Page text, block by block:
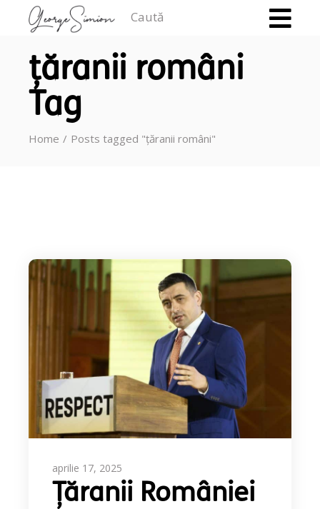
țăranii români
Tag
Home Posts tagged "țăranii români"
aprilie 17, 2025
Țăranii României